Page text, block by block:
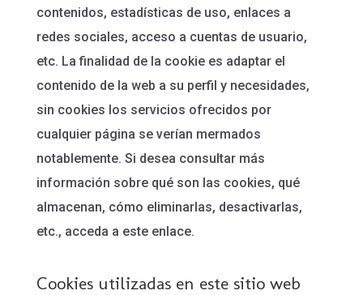
contenidos, estadísticas de uso, enlaces a
redes sociales, acceso a cuentas de usuario,
etc. La finalidad de la cookie es adaptar el
contenido de la web a su perfil y necesidades,
sin cookies los servicios ofrecidos por
cualquier página se verían mermados
notablemente. Si desea consultar más
información sobre qué son las cookies, qué
almacenan, cómo eliminarlas, desactivarlas,
etc., acceda a este enlace.
Cookies utilizadas en este sitio web